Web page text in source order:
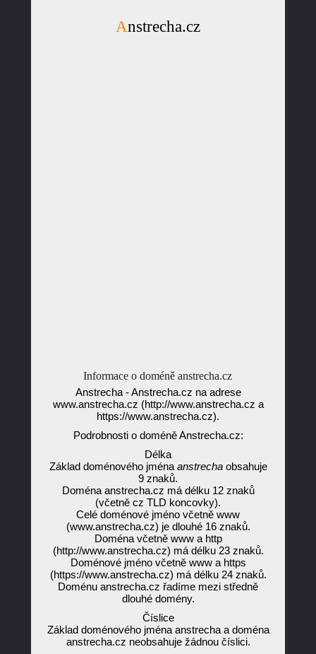
Anstrecha.cz
Informace o doméně anstrecha.cz
Anstrecha - Anstrecha.cz na adrese
www.anstrecha.cz (http://www.anstrecha.cz a
https://www.anstrecha.cz).
Podrobnosti o doméně Anstrecha.cz:
Délka
Základ doménového jména anstrechaobsahuje
9 znaků.
Doména anstrecha.cz má délku 12 znaků
(včetně cz TLD koncovky).
Celé doménové jméno včetně www
(www.anstrecha.cz) je dlouhé 16 znaků.
Doména včetně www a http
(http://www.anstrecha.cz) má délku 23 znaků.
Doménové jméno včetně www a https
(https://www.anstrecha.cz) má délku 24 znaků.
Doménu anstrecha.cz řadíme mezi středně
dlouhé domény.
Číslice
Základ doménového jména anstrecha a doména
anstrecha.cz neobsahuje žádnou číslici.